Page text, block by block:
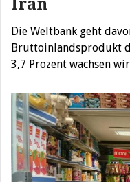
Iran
Die Weltbank geht
Bruttoinlandsprodukt
3,7 Prozent wachsen